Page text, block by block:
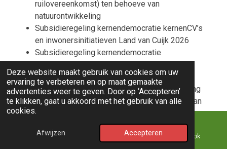
Deze website maakt gebruik van cookies om uw
ervaring te verbeteren en op maat gemaakte
advertenties weer te geven. Door op ‘Accepteren’
te klikken, gaat u akkoord met het gebruik van alle
cookies.
Afwijzen Accepteren
ruilovereenkomst) ten behoeve van
natuurontwikkeling
Subsidieregeling kernendemocratie kernenCV’s
en inwonersinitiatieven Land van Cuijk 2026
Subsidieregeling kernendemocratie
Cuijk 2026
Subsidieregeling kernendemocratie facilitering
en ondersteuning wijk- en dorpsraden Land van
Cuijk 2026
E-mailadres Kaart Facebook